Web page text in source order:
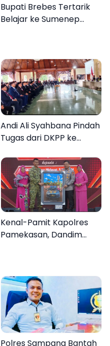
Bupati Brebes Tertarik
Belajar ke Sumenep
Andi Ali Syahbana Pindah
Tugas dari DKPP ke
Kenal-Pamit Kapolres
Pamekasan, Dandim
Polres Sampang Bantah